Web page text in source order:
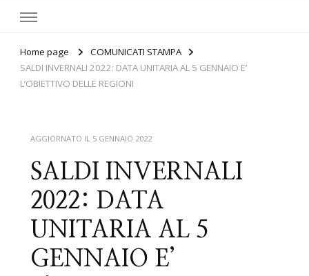
Home page
COMUNICATI STAMPA
SALDI INVERNALI 2022: DATA UNITARIA AL 5 GENNAIO E’
L’OBIETTIVO DELLE REGIONI
AGGIORNATO IL 5 GENNAIO 2022
SALDI INVERNALI
2022: DATA
UNITARIA AL 5
GENNAIO E’